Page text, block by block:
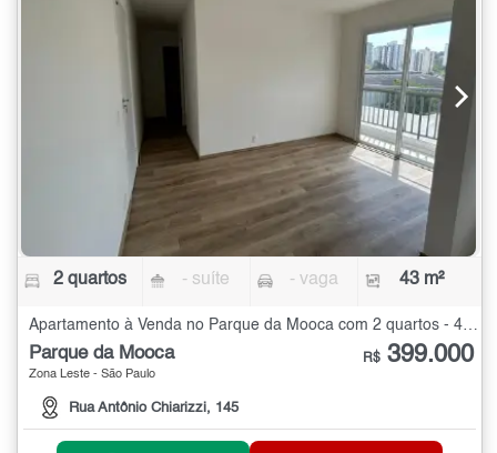
2 quartos - suíte - vaga 43 m²
Apartamento à Venda no Parque da Mooca com 2 quartos - 43 m²
Parque da Mooca
Zona Leste - São Paulo
Rua Antônio Chiarizzi, 145
R$ 399.000